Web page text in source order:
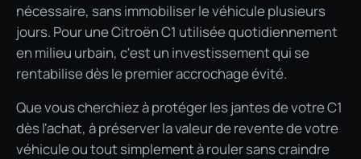
nécessaire, sans immobiliser le véhicule plusieurs
jours. Pour une Citroën C1 utilisée quotidiennement
en milieu urbain, c'est un investissement qui se
rentabilise dès le premier accrochage évité.
Que vous cherchiez à protéger les jantes de votre C1
dès l'achat, à préserver la valeur de revente de votre
véhicule ou tout simplement à rouler sans craindre